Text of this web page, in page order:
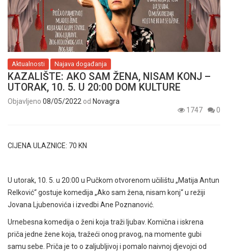
Aktualnosti Najava događanja
KAZALIŠTE: AKO SAM ŽENA, NISAM KONJ –
UTORAK, 10. 5. U 20:00 DOM KULTURE
Objavljeno 08/05/2022 od Novagra
1747
0
CIJENA ULAZNICE: 70 KN
U utorak, 10. 5. u 20:00 u Pučkom otvorenom učilištu „Matija Antun
Relković“ gostuje komedija „Ako sam žena, nisam konj“ u režiji
Jovana Ljubenovića i izvedbi Ane Poznanović.
Urnebesna komedija o ženi koja traži ljubav. Komična i iskrena
priča jedne žene koja, tražeći onog pravog, na momente gubi
samu sebe. Priča je to o zaljubljivoj i pomalo naivnoj djevojci od